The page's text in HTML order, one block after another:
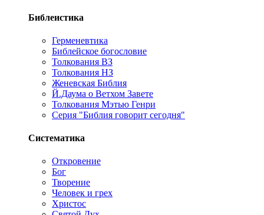
Библеистика
Герменевтика
Библейское богословие
Толкования ВЗ
Толкования НЗ
Женевская Библия
Й.Даума о Ветхом Завете
Толкования Мэтью Генри
Серия "Библия говорит сегодня"
Систематика
Откровение
Бог
Творение
Человек и грех
Христос